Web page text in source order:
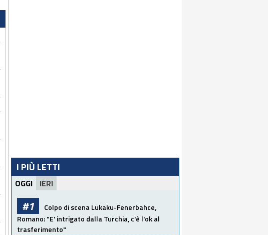
I PIÙ LETTI
OGGI IERI
#1
Colpo di scena Lukaku-Fenerbahce,
Romano: "E' intrigato dalla Turchia, c'è l'ok al
trasferimento"